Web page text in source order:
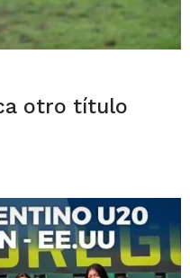
otro título